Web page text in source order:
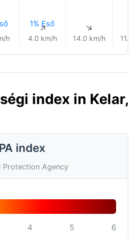
h
1% Eső
↑
4.0 km/h
↑
14.0 km/h 11.0
index in Kelar,
index
Protection Agency
4 5 6